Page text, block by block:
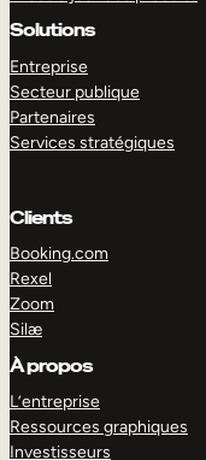
Solutions
Entreprise
Secteur publique
Partenaires
Services stratégiques
Clients
Booking.com
Rexel
Zoom
Silæ
À propos
L’entreprise
Ressources graphiques
Investisseurs